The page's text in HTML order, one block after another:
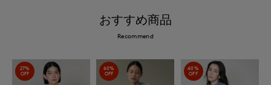
おすすめ商品
Recommend
27%
OFF
60%
OFF
40%
OFF